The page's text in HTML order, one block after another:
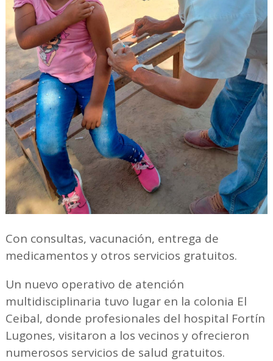
Con consultas, vacunación, entrega de
medicamentos y otros servicios gratuitos.
Un nuevo operativo de atención
multidisciplinaria tuvo lugar en la colonia El
Ceibal, donde profesionales del hospital Fortín
Lugones, visitaron a los vecinos y ofrecieron
numerosos servicios de salud gratuitos.